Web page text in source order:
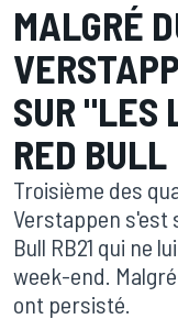
MALGRÉ
SUR "LES
RED BULL
Troisième des
Verstappen s'est
Bull RB21 qui ne
week-end.
ont persisté.